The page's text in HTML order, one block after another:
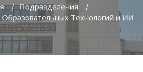
Подразделения
Технологий и ИИ